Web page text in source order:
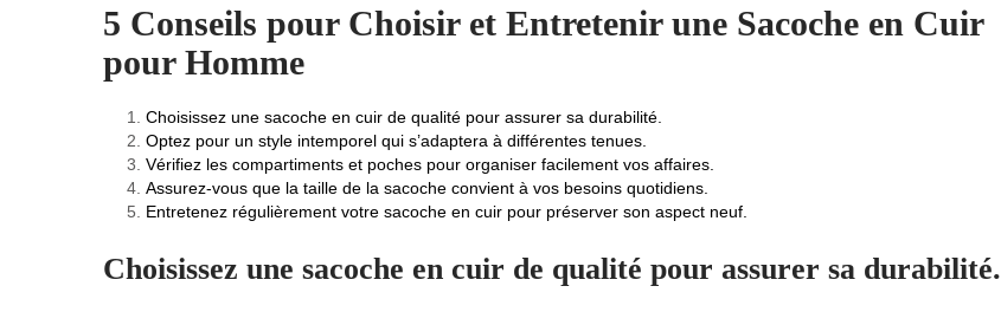
5 Conseils pour Choisir et Entretenir une Sacoche en Cuir
pour Homme
Choisissez une sacoche en cuir de qualité pour assurer sa durabilité.
Optez pour un style intemporel qui s’adaptera à différentes tenues.
Vérifiez les compartiments et poches pour organiser facilement vos affaires.
Assurez-vous que la taille de la sacoche convient à vos besoins quotidiens.
Entretenez régulièrement votre sacoche en cuir pour préserver son aspect neuf.
Choisissez une sacoche en cuir de qualité pour assurer sa durabilité.